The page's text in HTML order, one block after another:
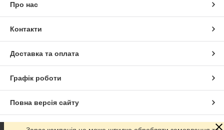
Про нас
Контакти
Доставка та оплата
Графік роботи
Повна версія сайту
Сайт створено на маркетплейсі Prom.ua